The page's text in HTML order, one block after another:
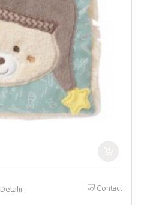
Detalii Contact